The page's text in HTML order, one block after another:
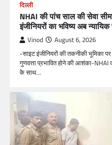
दिल्ली
NHAI की पांच साल की सेवा
इंजीनियरों का भविष्य अब
Vinod August 6, 2026
-साइट इंजीनियरों की तकनीकी भूमिका
गुणवत्ता प्रभावित होने की आशंका-NHAI
के साथ…